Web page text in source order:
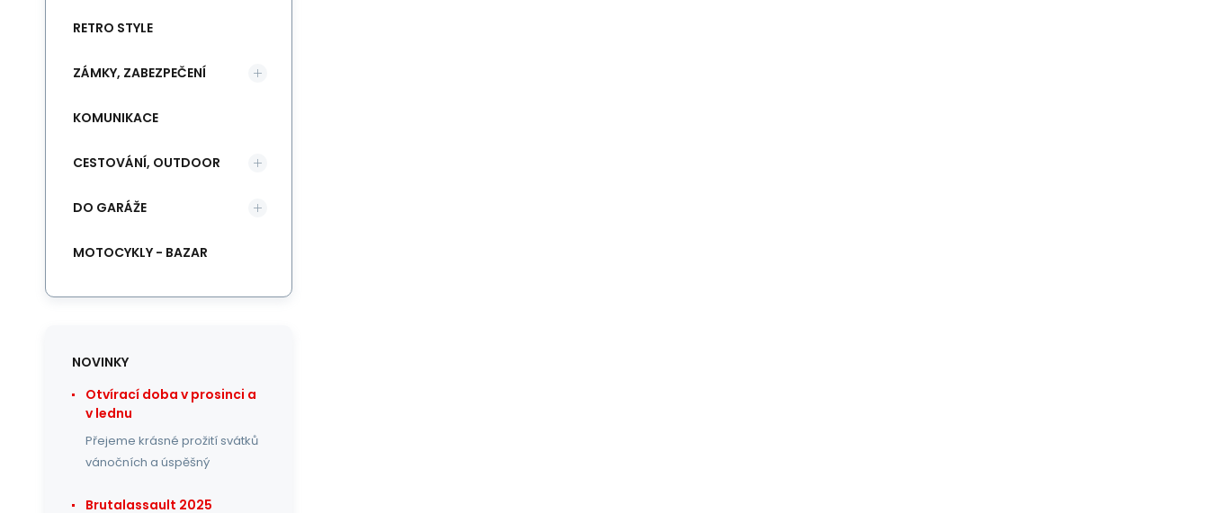
RETRO STYLE
ZÁMKY, ZABEZPEČENÍ
KOMUNIKACE
CESTOVÁNÍ, OUTDOOR
DO GARÁŽE
MOTOCYKLY - BAZAR
NOVINKY
Otvírací doba v prosinci a
v lednu
Přejeme krásné prožití svátků
vánočních a úspěšný
Brutalassault 2025